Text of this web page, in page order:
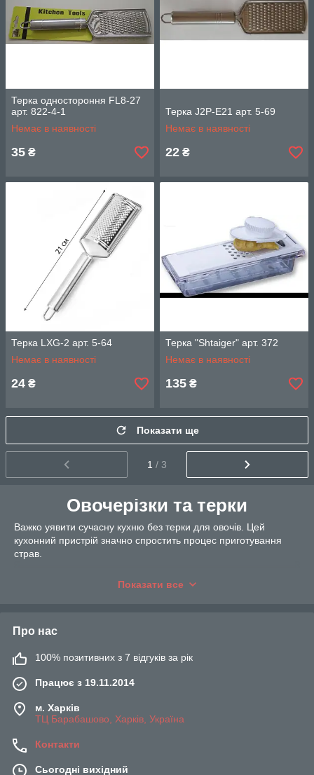
Терка одностороння FL8-27
арт. 822-4-1
Немає в наявності
35 ₴
Терка J2P-E21 арт. 5-69
Немає в наявності
22 ₴
Терка LXG-2 арт. 5-64
Немає в наявності
24 ₴
Терка "Shtaiger" арт. 372
Немає в наявності
135 ₴
Показати ще
1 / 3
Овочерізки та терки
Важко уявити сучасну кухню без терки для овочів. Цей
кухонний пристрій значно спростить процес приготування
страв.
Матеріал виготовлення. Найбільш популярний і
харчового пластику.
нарізання конкретного продукту. Наприклад, моркви
по-корейськи, цибулі кільцями, цедри лимона. У
продажу можна знайти також багатогранні тертки, в
яких одна грань - це один вид тертки.
Зручність використання. Анти-ковзне покриття на
для збору натертих продуктів.
Правила догляду:
Показати все
Про нас
100% позитивних з 7 відгуків за рік
Працює з 19.11.2014
м. Харків
ТЦ Барабашово, Харків, Україна
Контакти
Сьогодні вихідний